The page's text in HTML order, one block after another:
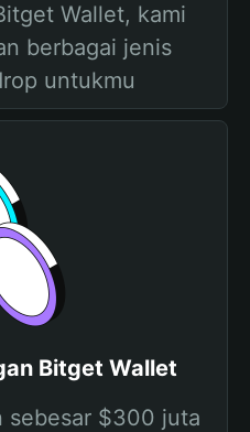
Wallet, kami
berbagai jenis
untukmu
Bitget Wallet
sebesar $300 juta